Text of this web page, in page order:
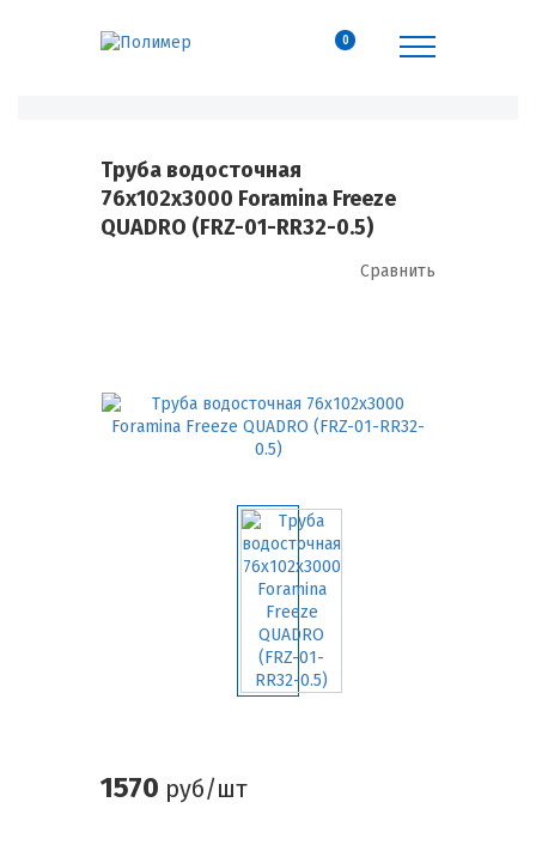
0
Труба водосточная
76х102х3000 Foramina Freeze
QUADRO (FRZ-01-RR32-0.5)
Сравнить
1570 руб/шт